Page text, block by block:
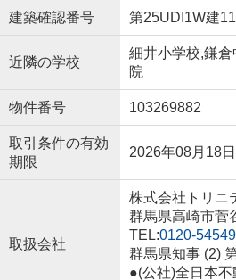
建築確認番号 第25UDI1W建
近隣の学校
細井小学校,鎌
院
物件番号 103269882
取引条件の有効
期限
2026年08月18日
取扱会社
株式会社トリニ
群馬県高崎市菅
TEL:0120-
群馬県知事 (2)
●(公社)全日本不